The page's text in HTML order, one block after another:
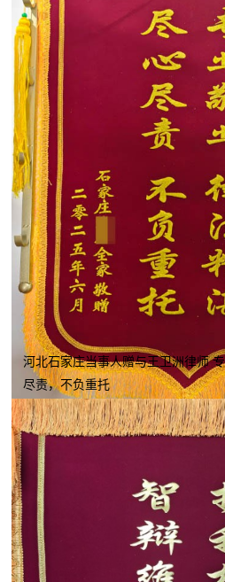
河北石家庄当事人赠与王卫洲律师
尽责，不负重托